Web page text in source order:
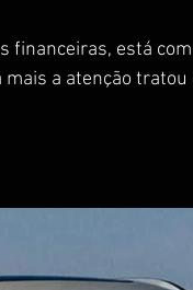
financeiras, está
a atenção tratou